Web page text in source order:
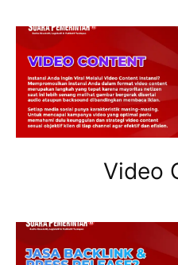
Video